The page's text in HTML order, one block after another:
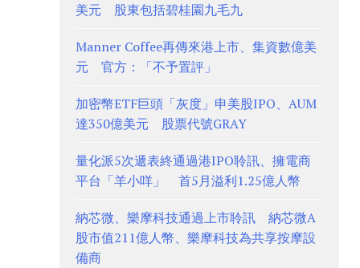
美元 股東包括碧桂園九毛九
Manner Coffee再傳來港上市、集資數億美
元 官方：「不予置評」
加密幣ETF巨頭「灰度」申美股IPO、AUM
達350億美元 股票代號GRAY
量化派5次遞表終通過港IPO聆訊、擁電商
平台「羊小咩」 首5月溢利1.25億人幣
納芯微、樂摩科技通過上市聆訊 納芯微A
股市值211億人幣、樂摩科技為共享按摩設
備商